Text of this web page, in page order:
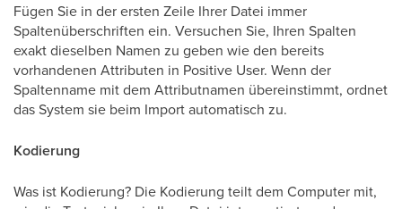
Fügen Sie in der ersten Zeile Ihrer Datei immer
Spaltenüberschriften ein. Versuchen Sie, Ihren Spalten
exakt dieselben Namen zu geben wie den bereits
vorhandenen Attributen in Positive User. Wenn der
Spaltenname mit dem Attributnamen übereinstimmt, ordnet
das System sie beim Import automatisch zu.
Kodierung
Was ist Kodierung? Die Kodierung teilt dem Computer mit,